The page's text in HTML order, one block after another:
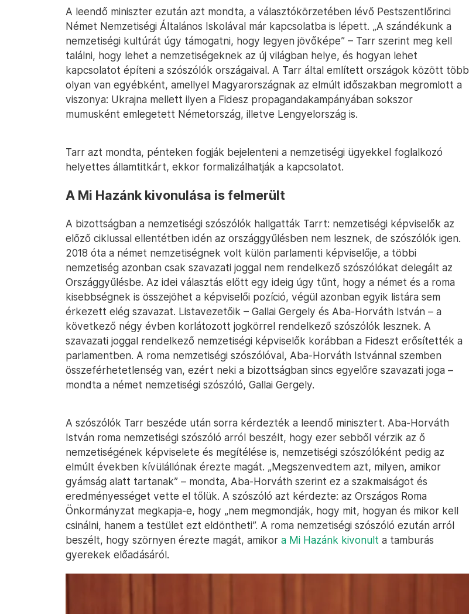
A leendő miniszter ezután azt mondta, a választókörzetében lévő Pestszentlőrinci
Német Nemzetiségi Általános Iskolával már kapcsolatba is lépett. „A szándékunk a
nemzetiségi kultúrát úgy támogatni, hogy legyen jövőképe” – Tarr szerint meg kell
találni, hogy lehet a nemzetiségeknek az új világban helye, és hogyan lehet
kapcsolatot építeni a szószólók országaival. A Tarr által említett országok között több
olyan van egyébként, amellyel Magyarországnak az elmúlt időszakban megromlott a
viszonya: Ukrajna mellett ilyen a Fidesz propagandakampányában sokszor
mumusként emlegetett Németország, illetve Lengyelország is.
Tarr azt mondta, pénteken fogják bejelenteni a nemzetiségi ügyekkel foglalkozó
helyettes államtitkárt, ekkor formalizálhatják a kapcsolatot.
A Mi Hazánk kivonulása is felmerült
A bizottságban a nemzetiségi szószólók hallgatták Tarrt: nemzetiségi képviselők az
előző ciklussal ellentétben idén az országgyűlésben nem lesznek, de szószólók igen.
2018 óta a német nemzetiségnek volt külön parlamenti képviselője, a többi
nemzetiség azonban csak szavazati joggal nem rendelkező szószólókat delegált az
Országgyűlésbe. Az idei választás előtt egy ideig úgy tűnt, hogy a német és a roma
kisebbségnek is összejöhet a képviselői pozíció, végül azonban egyik listára sem
érkezett elég szavazat. Listavezetőik – Gallai Gergely és Aba-Horváth István – a
következő négy évben korlátozott jogkörrel rendelkező szószólók lesznek. A
szavazati joggal rendelkező nemzetiségi képviselők korábban a Fideszt erősítették a
parlamentben. A roma nemzetiségi szószólóval, Aba-Horváth Istvánnal szemben
összeférhetetlenség van, ezért neki a bizottságban sincs egyelőre szavazati joga –
mondta a német nemzetiségi szószóló, Gallai Gergely.
A szószólók Tarr beszéde után sorra kérdezték a leendő minisztert. Aba-Horváth
István roma nemzetiségi szószóló arról beszélt, hogy ezer sebből vérzik az ő
nemzetiségének képviselete és megítélése is, nemzetiségi szószólóként pedig az
elmúlt években kívülállónak érezte magát. „Megszenvedtem azt, milyen, amikor
gyámság alatt tartanak” – mondta, Aba-Horváth szerint ez a szakmaiságot és
eredményességet vette el tőlük. A szószóló azt kérdezte: az Országos Roma
Önkormányzat megkapja-e, hogy „nem megmondják, hogy mit, hogyan és mikor kell
csinálni, hanem a testület ezt eldöntheti”. A roma nemzetiségi szószóló ezután arról
beszélt, hogy szörnyen érezte magát, amikor a Mi Hazánk kivonult a tamburás
gyerekek előadásáról.